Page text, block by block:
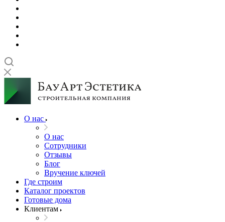
О нас
О нас
Сотрудники
Отзывы
Блог
Вручение ключей
Где строим
Каталог проектов
Готовые дома
Клиентам